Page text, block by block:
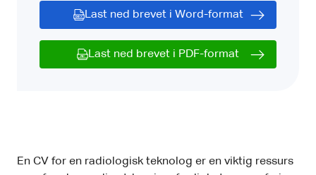
Last ned brevet i Word-format
Last ned brevet i PDF-format
En CV for en radiologisk teknolog er en viktig ressurs